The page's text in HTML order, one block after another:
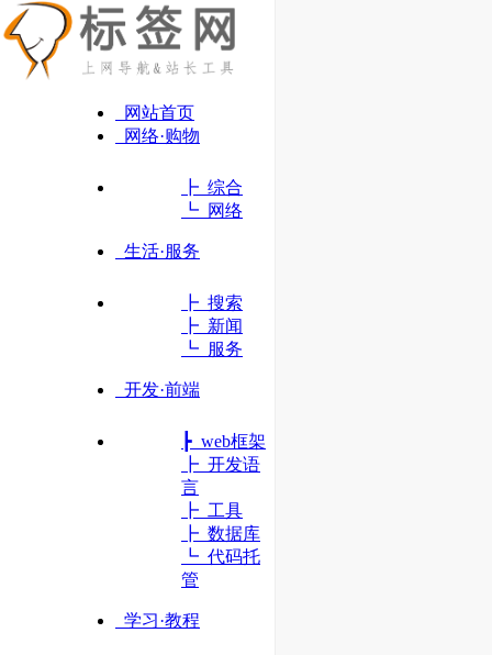
网站首页
网络·购物
┣ 综合
┗ 网络
生活·服务
┣ 搜索
┣ 新闻
┗ 服务
开发·前端
┣ web框架
┣ 开发语
言
┣ 工具
┣ 数据库
┗ 代码托
管
学习·教程
中文开源技术交流社区